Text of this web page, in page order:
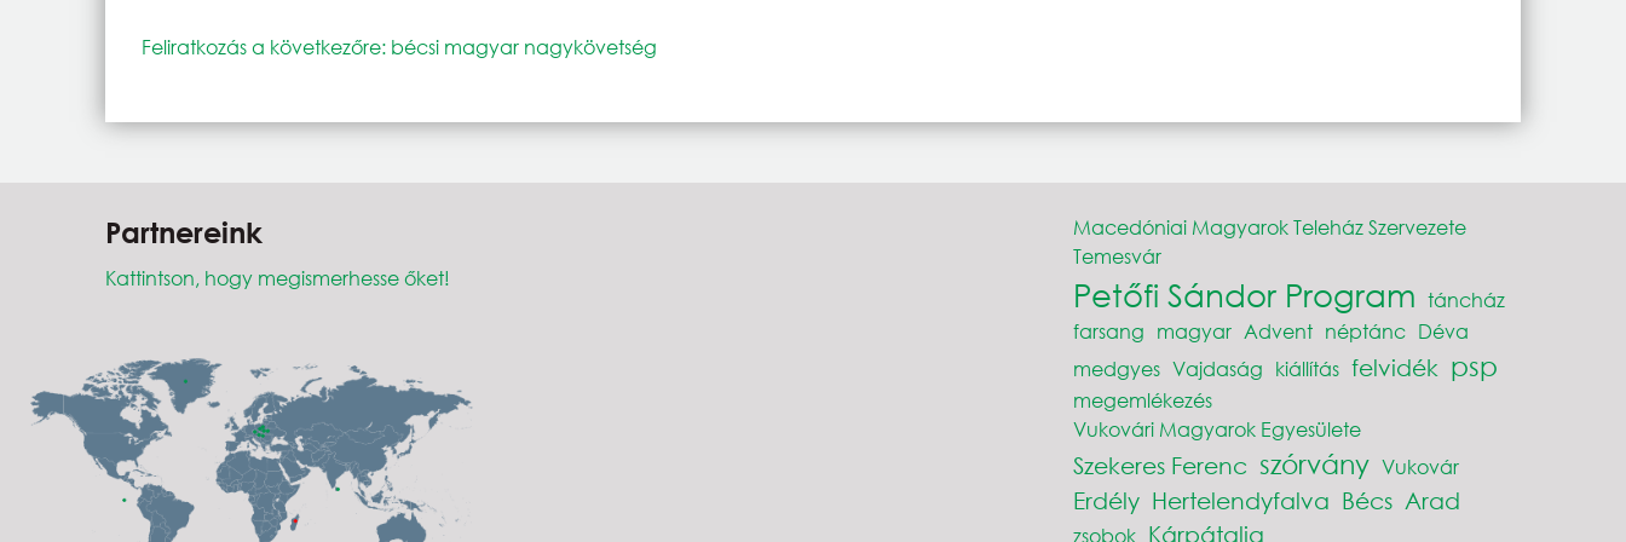
Feliratkozás a következőre: bécsi magyar nagykövetség
Partnereink
Kattintson, hogy megismerhesse őket!
Macedóniai Magyarok Teleház Szervezete
Temesvár
Petőfi Sándor Program táncház
farsang magyar Advent néptánc Déva
medgyes Vajdaság kiállítás felvidék psp
megemlékezés
Vukovári Magyarok Egyesülete
Szekeres Ferenc szórvány Vukovár
Erdély Hertelendyfalva Bécs Arad
zsobok Kárpátalja